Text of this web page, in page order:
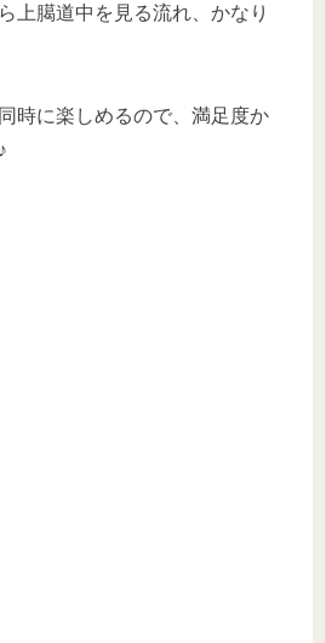
上臈道中を見る流れ、かなり
時に楽しめるので、満足度か